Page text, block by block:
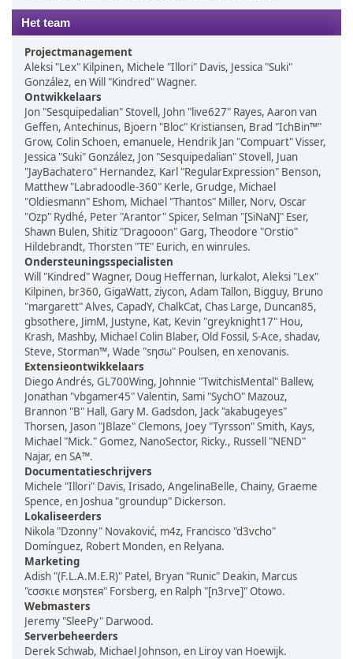
Het team
Projectmanagement
Aleksi "Lex" Kilpinen, Michele "Illori" Davis, Jessica "Suki"
González, en Will "Kindred" Wagner.
Ontwikkelaars
Jon "Sesquipedalian" Stovell, John "live627" Rayes, Aaron van
Geffen, Antechinus, Bjoern "Bloc" Kristiansen, Brad "IchBin™"
Grow, Colin Schoen, emanuele, Hendrik Jan "Compuart" Visser,
Jessica "Suki" González, Jon "Sesquipedalian" Stovell, Juan
"JayBachatero" Hernandez, Karl "RegularExpression" Benson,
Matthew "Labradoodle-360" Kerle, Grudge, Michael
"Oldiesmann" Eshom, Michael "Thantos" Miller, Norv, Oscar
"Ozp" Rydhé, Peter "Arantor" Spicer, Selman "[SiNaN]" Eser,
Shawn Bulen, Shitiz "Dragooon" Garg, Theodore "Orstio"
Hildebrandt, Thorsten "TE" Eurich, en winrules.
Ondersteuningsspecialisten
Will "Kindred" Wagner, Doug Heffernan, lurkalot, Aleksi "Lex"
Kilpinen, br360, GigaWatt, ziycon, Adam Tallon, Bigguy, Bruno
"margarett" Alves, CapadY, ChalkCat, Chas Large, Duncan85,
gbsothere, JimM, Justyne, Kat, Kevin "greyknight17" Hou,
Krash, Mashby, Michael Colin Blaber, Old Fossil, S-Ace, shadav,
Steve, Storman™, Wade "sησω" Poulsen, en xenovanis.
Extensieontwikkelaars
Diego Andrés, GL700Wing, Johnnie "TwitchisMental" Ballew,
Jonathan "vbgamer45" Valentin, Sami "SychO" Mazouz,
Brannon "B" Hall, Gary M. Gadsdon, Jack "akabugeyes"
Thorsen, Jason "JBlaze" Clemons, Joey "Tyrsson" Smith, Kays,
Michael "Mick." Gomez, NanoSector, Ricky., Russell "NEND"
Najar, en SA™.
Documentatieschrijvers
Michele "Illori" Davis, Irisado, AngelinaBelle, Chainy, Graeme
Spence, en Joshua "groundup" Dickerson.
Lokaliseerders
Nikola "Dzonny" Novaković, m4z, Francisco "d3vcho"
Domínguez, Robert Monden, en Relyana.
Marketing
Adish "(F.L.A.M.E.R)" Patel, Bryan "Runic" Deakin, Marcus
"cσσкιє мσηѕтєя" Forsberg, en Ralph "[n3rve]" Otowo.
Webmasters
Jeremy "SleePy" Darwood.
Serverbeheerders
Derek Schwab, Michael Johnson, en Liroy van Hoewijk.